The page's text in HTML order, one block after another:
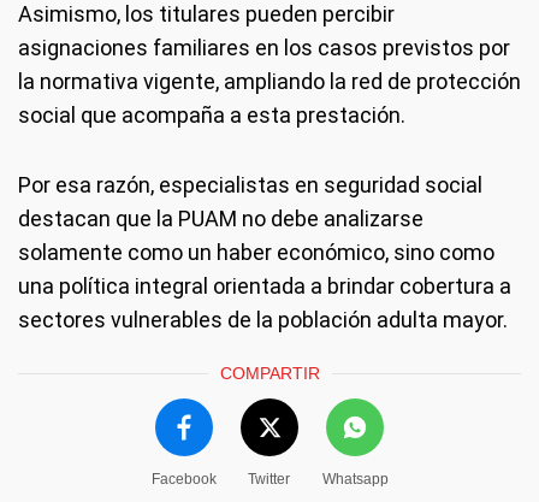
Asimismo, los titulares pueden percibir
asignaciones familiares en los casos previstos por
la normativa vigente, ampliando la red de protección
social que acompaña a esta prestación.
Por esa razón, especialistas en seguridad social
destacan que la PUAM no debe analizarse
solamente como un haber económico, sino como
una política integral orientada a brindar cobertura a
sectores vulnerables de la población adulta mayor.
COMPARTIR
Facebook Twitter Whatsapp